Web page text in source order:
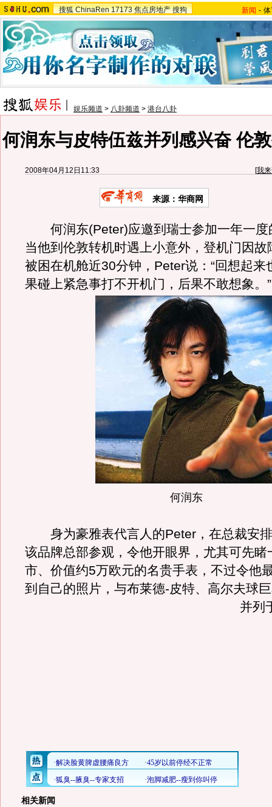
搜狐 ChinaRen 17173 焦点房地产 搜狗 新闻 -
娱乐频道 > 八卦频道 > 港台八卦
何润东与皮特伍兹并列感兴奋 伦
2008年04月12日11:33 [我
来源：华商网
何润东(Peter)应邀到瑞士参加一年一度
当他到伦敦转机时遇上小意外，登机门因故
被困在机舱近30分钟，Peter说：“回想起来
果碰上紧急事打不开机门，后果不敢想象。”
何润东
身为豪雅表代言人的Peter，在总裁安
该品牌总部参观，令他开眼界，尤其可先睹
市、价值约5万欧元的名贵手表，不过令他
到自己的照片，与布莱德-皮特、高尔夫球
并列
相关新闻